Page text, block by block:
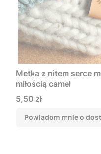
Metka z nitem serce
miłością camel
Cena
5,50 zł
Powiadom mnie o